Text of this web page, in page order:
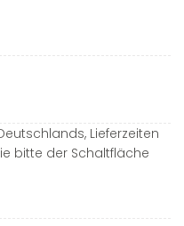
Lieferzeiten
bitte der Schaltfläche